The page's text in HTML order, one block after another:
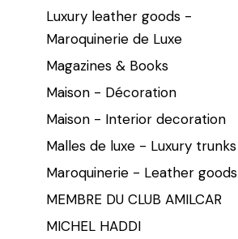
Luxury leather goods -
Maroquinerie de Luxe
Magazines & Books
Maison - Décoration
Maison - Interior decoration
Malles de luxe - Luxury trunks
Maroquinerie - Leather goods
MEMBRE DU CLUB AMILCAR
MICHEL HADDI